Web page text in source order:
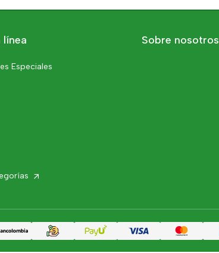
línea
Especiales
Sobre nosotros